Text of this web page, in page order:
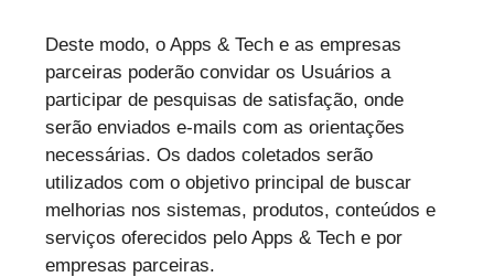
Deste modo, o Apps & Tech e as empresas
parceiras poderão convidar os Usuários a
participar de pesquisas de satisfação, onde
serão enviados e-mails com as orientações
necessárias. Os dados coletados serão
utilizados com o objetivo principal de buscar
melhorias nos sistemas, produtos, conteúdos e
serviços oferecidos pelo Apps & Tech e por
empresas parceiras.